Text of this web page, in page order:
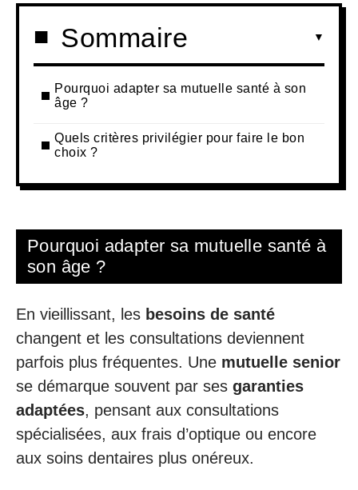
Sommaire
Pourquoi adapter sa mutuelle santé à son
âge ?
Quels critères privilégier pour faire le bon
choix ?
Pourquoi adapter sa mutuelle santé à
son âge ?
En vieillissant, les besoins de santé
changent et les consultations deviennent
parfois plus fréquentes. Une mutuelle senior
se démarque souvent par ses garanties
adaptées, pensant aux consultations
spécialisées, aux frais d’optique ou encore
aux soins dentaires plus onéreux.